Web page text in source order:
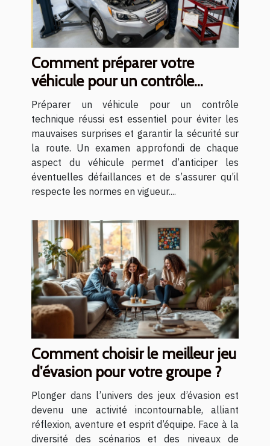
Comment préparer votre
véhicule pour un contrôle
technique réussi ?
Préparer un véhicule pour un contrôle
technique réussi est essentiel pour éviter les
mauvaises surprises et garantir la sécurité sur
la route. Un examen approfondi de chaque
aspect du véhicule permet d’anticiper les
éventuelles défaillances et de s’assurer qu’il
respecte les normes en vigueur....
Comment choisir le meilleur jeu
d'évasion pour votre groupe ?
Plonger dans l’univers des jeux d’évasion est
devenu une activité incontournable, alliant
réflexion, aventure et esprit d’équipe. Face à la
diversité des scénarios et des niveaux de